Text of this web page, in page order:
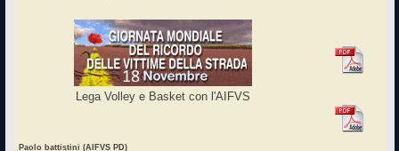
Lega Volley e Basket con l'AIFVS
Paolo battistini (AIFVS PD)